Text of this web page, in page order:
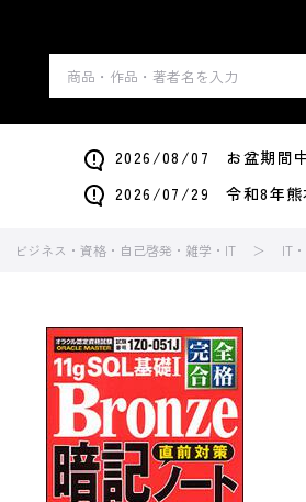
2026/08/07 お盆期間中
2026/07/29 令和8年熊
ビジネス・資格・自己啓発・雑学・IT IT